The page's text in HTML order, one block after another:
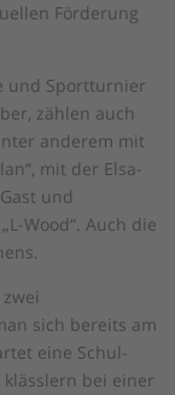
Förderung
und Sportturnier
zählen auch
anderem mit
mit der Elsa-
und
Wood“. Auch die
sich bereits am
eine Schul-
klässlern bei einer